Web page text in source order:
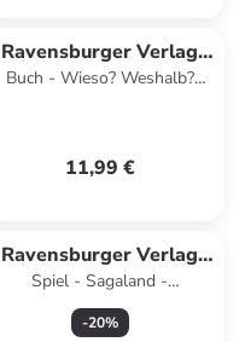
Ravensburger Verlag
GmbH
Buch - Wieso? Weshalb?
11,99 €
Ravensburger Verlag
GmbH
Spiel - Sagaland -
Gesellschaftsspiel &
Brettspiel ab 6 Jahre
-20%